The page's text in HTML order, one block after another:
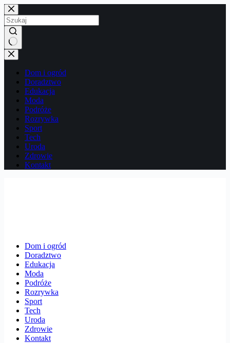
Przejdź
do
treści
Brak
wyników
Dom i ogród
Doradztwo
Edukacja
Moda
Podróże
Rozrywka
Sport
Tech
Uroda
Zdrowie
Kontakt
Dom i ogród
Doradztwo
Edukacja
Moda
Podróże
Rozrywka
Sport
Tech
Uroda
Zdrowie
Kontakt